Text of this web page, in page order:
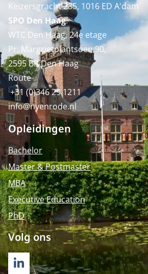
Keizersgracht 285, 1016 ED A'dam
SPO Den Haag:
WTC Den Haag, 24e etage
Pr. Margrietplantsoen 90,
2595 BR Den Haag
Route
+31 (0)346 29 1211
info@nyenrode.nl
Opleidingen
Bachelor
Master & Postmaster
MBA
Executive Education
PhD
Volg ons
LINKEDIN